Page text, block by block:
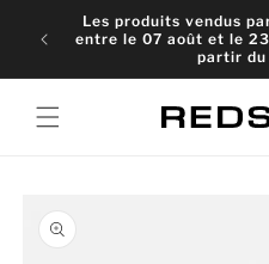
passer
au
Les produits vendus
entre le 07 août et le
partir
informations
produits